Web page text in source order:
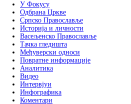
У Фокусу
Одбрана Цркве
Српско Православље
Историја и личности
Васељенско Православље
Тачка гледишта
Међуверски односи
Повратне информације
Аналитика
Видео
Интервјуи
Инфографика
Коментари